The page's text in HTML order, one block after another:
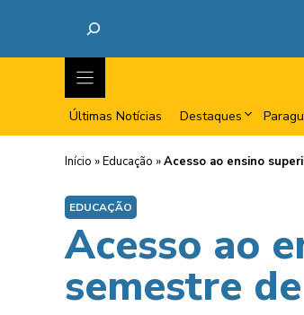
Últimas Notícias Destaques
Início »Educação »Acesso ao ensino
EDUCAÇÃO
Acesso ao
semestre